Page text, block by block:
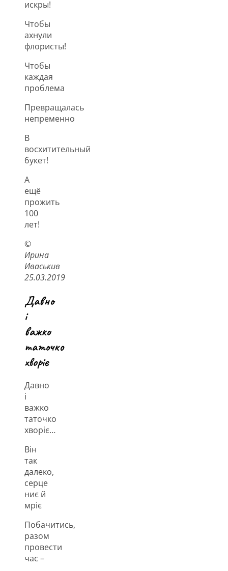
искры!
Чтобы
ахнули
флористы!
Чтобы
каждая
проблема
Превращалась
непременно
В
восхитительный
букет!
А
ещё
прожить
100
лет!
©
Ирина
Иваськив
25.03.2019
Давно
і
важко
таточко
хворіє
Давно
і
важко
таточко
хворіє…
Він
так
далеко,
серце
ниє й
мріє
Побачитись,
разом
провести
час –